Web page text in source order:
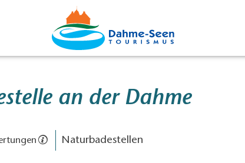
an der Dahme
Naturbadestellen